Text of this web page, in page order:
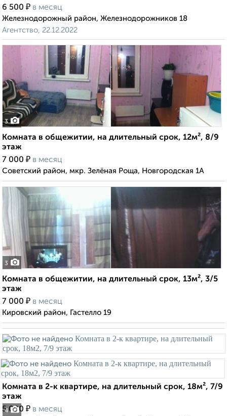
6 500 ₽ в месяц
Железнодорожный район, Железнодорожников 18
Агентство, 22.12.2022
3
Комната в общежитии, на длительный срок, 12м², 8/9
этаж
7 000 ₽ в месяц
Советский район, мкр. Зелёная Роща, Новгородская 1А
3
Комната в общежитии, на длительный срок, 13м², 3/5
этаж
7 000 ₽ в месяц
Кировский район, Гастелло 19
4
Комната в 2-к квартире, на длительный срок, 18м², 7/9
этаж
5 000 ₽ в месяц